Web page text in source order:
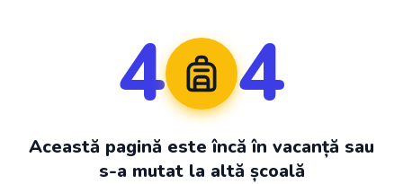
4 4
Această pagină este încă în vacanță sau
s-a mutat la altă școală